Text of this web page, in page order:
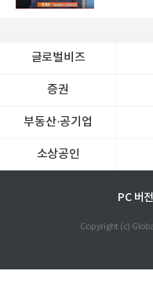
글로벌비즈
증권
부동산·공기업
소상공인
PC 버전
Copyright (c)